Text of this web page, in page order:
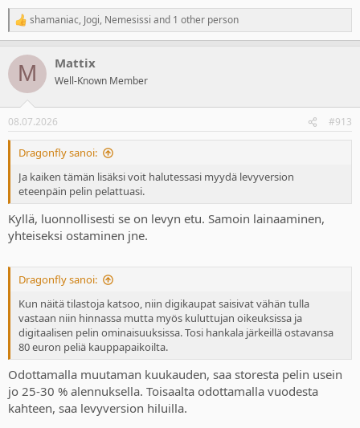
FC25
80 50 32
39
Spider-man 2
80 60 80
65
NHL24
Välillä hinnat vaikuttavat hölmösti jopa nousevan, kun jokin
kamppis, BF tai Days of Plays on juuri loppunut ennen
tarkasteluajanhetkeä.
Asterixit:
* Cod MW3 oli melkein heti julkaisun jälkeen 68€ storessa
* Spider-man 2 on ollut storessa usein 50€ ja 25kk julkaisusta 40€
* NHL24 oli viikko julkaisun jälkeen 48€ ja alle vuosi julkaisusta PS+
kk-pelinä
Nopeasti tarkasteltuna:
- 3 kk jälkeen hinta on ~82 %
- 6kk jälkeen ero säilyy likimäärin samana
- vuoden jälkeen eroa on jo vaikeampi tarkastella, koska välissä on
voinut olla tarjouskamppiksia. Levyn hinta ~60 % PS Storen
hinnasta.
- Kahden vuoden jälkeen ero tasoittuu, levyn hinta noin 70 % storen
hinnoista.
Nopea tarkastelu siis osoittaa, että julkaisussa maksat digiversiosta
20€ enemmän, 3-6 kk aikavälillä noin 10 € enemmän ja pitkällä
aikavälillä taas 20€ enemmän, koska levyt dumpataan kaupoista
R
e
c
i
s
:
shamaniac, Jogi, Nemesissi and 1 other person
M Mattix
Well-Known Member
08.07.2026 #913
Dragonfly sanoi:
Ja kaiken tämän lisäksi voit halutessasi myydä levyversion
eteenpäin pelin pelattuasi.
Kyllä, luonnollisesti se on levyn etu. Samoin lainaaminen,
yhteiseksi ostaminen jne.
Dragonfly sanoi:
Kun näitä tilastoja katsoo, niin digikaupat saisivat vähän tulla
vastaan niin hinnassa mutta myös kuluttujan oikeuksissa ja
digitaalisen pelin ominaisuuksissa. Tosi hankala järkeillä ostavansa
80 euron peliä kauppapaikoilta.
Odottamalla muutaman kuukauden, saa storesta pelin usein
jo 25-30 % alennuksella. Toisaalta odottamalla vuodesta
kahteen, saa levyversion hiluilla.